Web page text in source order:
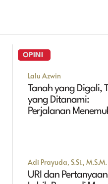
OPINI
Lalu Azwin
Tanah yang Digali,
yang Ditanami:
Perjalanan
Adi Prayuda, S.Si., M.S.M.
URI dan